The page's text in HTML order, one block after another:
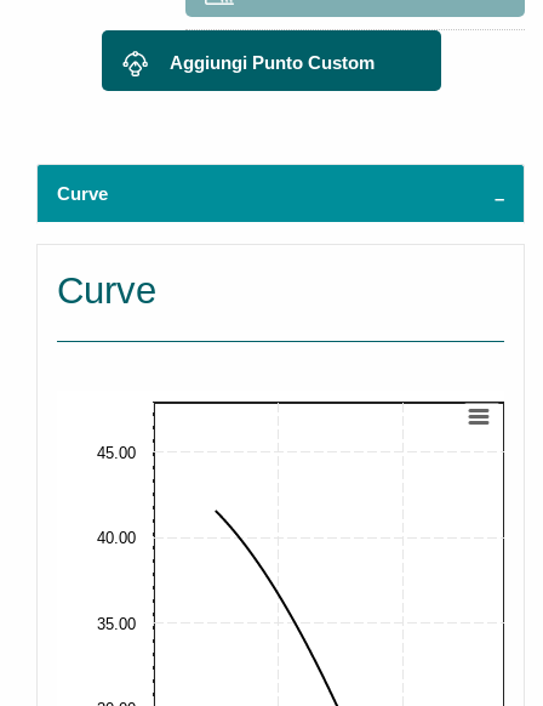
Aggiungi Punto Custom
Curve
Curve
35.00
40.00
45.00